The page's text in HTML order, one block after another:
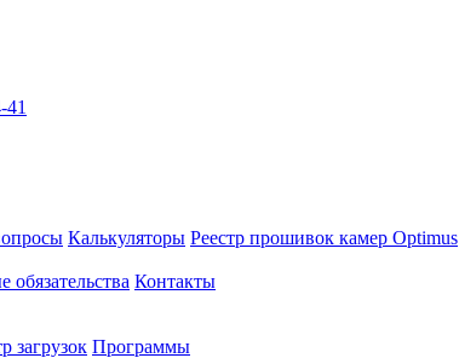
41
Калькуляторы Реестр прошивок камер Optimus
обязательства Контакты
загрузок Программы